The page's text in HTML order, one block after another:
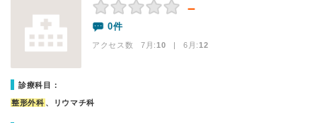
－
0件
アクセス数 7月:10 | 6月:12
診療科目：
整形外科 、リウマチ科